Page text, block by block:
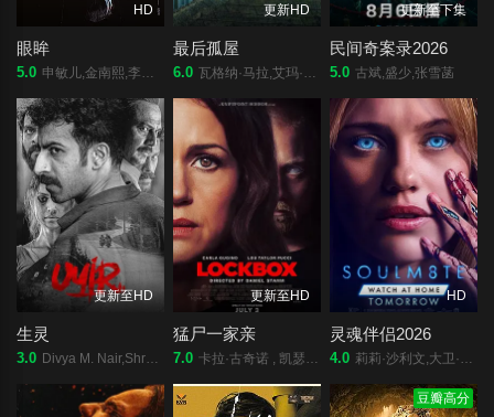
HD
眼眸
5.0 申敏儿,金南熙,李承勇,金英雅
更新HD
最后孤屋
6.0 瓦格纳·马拉,艾玛·霍,格蕾塔·李,西德·爱德华兹,刘易斯·古迪,奥黛丽·安德森,南希·鲍德温,陶妮·丰塔纳,杰德·奥金,奥利弗·亨利·阿诺德,加百列·钟,费莉西蒂·鲍恩,Riley·Chung,诺亚·亚历山大·索斯诺夫斯基
更新至下集
民间奇案录2026
5.0 古斌,盛少,张雪菡
更新至HD
生灵
3.0 Divya M. Nair,Shruthy Menon,苏迪普,赛亚米·凯尔,罗尚·马修,维诺德·萨加尔,Athulya Chandra,Vineeth Thattil David
更新至HD
猛尸一家亲
7.0 卡拉·古奇诺 , 凯瑟琳·伊莎贝尔 , 卢·泰勒·普奇 , 唐纳德·沙利斯 , 凯文·麦克纳尔蒂 , Jason William Day , 杰森·麦金农 , 罗曼·金赛拉 , 杰卡·博尚 , Darcey Johnson , Aedan Edwards , Lee Tichon , Kenny Wood-Schatz
HD
灵魂伴侣2026
4.0 莉莉·沙利文,大卫·里达尔,克劳迪娅·杜米特,阿尔蒂·佛鲁山,伊利亚·库克,马拉·胡夫,西德尼·布莱克波恩,伊莎贝尔·邦弗雷,艾玛·拉莫斯,奥利弗·库珀,尼古拉斯·拉尼,汉娜·玛玛丽斯,加里·赫泽勒,乔丹妮·琼斯,安德鲁·艾斯科夫
豆瓣高分